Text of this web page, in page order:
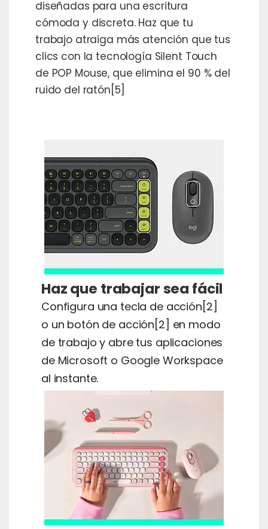
diseñadas para una escritura
cómoda y discreta. Haz que tu
trabajo atraiga más atención que tus
clics con la tecnología Silent Touch
de POP Mouse, que elimina el 90 % del
ruido del ratón[5]
Haz que trabajar sea fácil
Configura una tecla de acción[2]
o un botón de acción[2] en modo
de trabajo y abre tus aplicaciones
de Microsoft o Google Workspace
al instante.